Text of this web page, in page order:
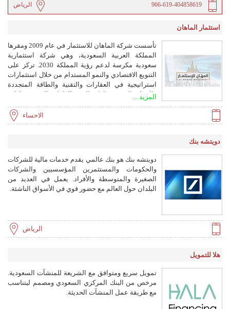
966-619-404858619 الرياض
استثمار الماهان
تأسست شركة الماهان للاستثمار في عام 2009 ومقرها
المملكة العربية السعودية، وهي شركة استثمارية
سعودية مكرسة لدعم رؤية المملكة 2030. تركز على
التنويع الاقتصادي والنمو المستدام من خلال استثمارات
استراتيجية في العقارات والتقنية والطاقة المتجددة
والموارد البشرية وإدارة القوى العاملة والهندسة وإدارة
المزيد ...
الاحساء
دويتشه بنك
دويتشه بنك هو بنك عالمي يقدم خدمات مالية للشركات
والحكومات والمستثمرين المؤسسيين والشركات
الصغيرة والمتوسطة والأفراد. يعمل في العديد من
البلدان حول العالم مع حضور قوي في الأسواق الناشئة.
الرياض
هلا للتمويل
تمويل سريع ومتوافق مع الشريعة للمنشآت السعودية.
مرخص من البنك المركزي السعودي ومصمم ليتناسب
مع طريقة عمل المنشآت الحديثة.